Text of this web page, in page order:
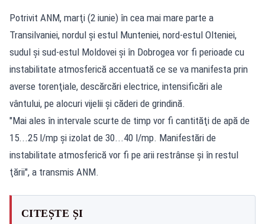
Potrivit ANM, marţi (2 iunie) în cea mai mare parte a
Transilvaniei, nordul şi estul Munteniei, nord-estul Olteniei,
sudul şi sud-estul Moldovei şi în Dobrogea vor fi perioade cu
instabilitate atmosferică accentuată ce se va manifesta prin
averse torenţiale, descărcări electrice, intensificări ale
vântului, pe alocuri vijelii şi căderi de grindină.
"Mai ales în intervale scurte de timp vor fi cantităţi de apă de
15...25 l/mp şi izolat de 30...40 l/mp. Manifestări de
instabilitate atmosferică vor fi pe arii restrânse şi în restul
ţării", a transmis ANM.
CITEȘTE ȘI